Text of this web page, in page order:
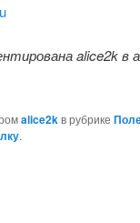
alice2k в
alice2kв рубрике
.